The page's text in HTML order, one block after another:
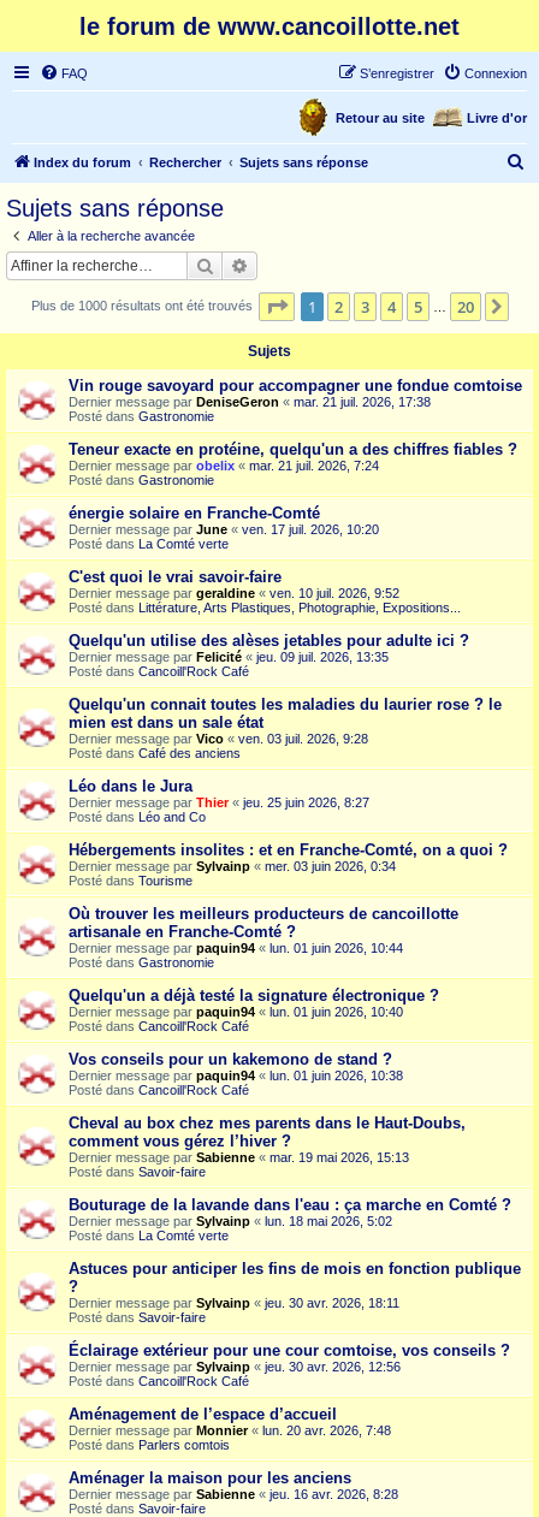
le forum de www.cancoillotte.net
FAQ Connexion
S’enregistrer
Livre d'or
Retour au site
Index du forum Rechercher Sujets sans réponse
c
Sujets sans réponse
Aller à la recherche avancée
Rechercher
Plus de 1000 résultats ont été trouvés Page 1sur20
1 2 3 4 5 20
Sujets
Vin rouge savoyard pour accompagner une fondue comtoise
Dernier message par DeniseGeron « mar. 21 juil. 2026, 17:38
Posté dans Gastronomie
Teneur exacte en protéine, quelqu'un a des chiffres fiables ?
Dernier message par obelix « mar. 21 juil. 2026, 7:24
Posté dans Gastronomie
énergie solaire en Franche-Comté
Dernier message par June « ven. 17 juil. 2026, 10:20
Posté dans La Comté verte
C'est quoi le vrai savoir-faire
Dernier message par geraldine « ven. 10 juil. 2026, 9:52
Posté dans Littérature, Arts Plastiques, Photographie, Expositions...
Quelqu'un utilise des alèses jetables pour adulte ici ?
Dernier message par Felicité « jeu. 09 juil. 2026, 13:35
Posté dans Cancoill'Rock Café
Quelqu'un connait toutes les maladies du laurier rose ? le
mien est dans un sale état
Dernier message par Vico « ven. 03 juil. 2026, 9:28
Posté dans Café des anciens
Léo dans le Jura
Dernier message par Thier« jeu. 25 juin 2026, 8:27
Posté dans Léo and Co
Hébergements insolites : et en Franche-Comté, on a quoi ?
Dernier message par Sylvainp « mer. 03 juin 2026, 0:34
Posté dans Tourisme
Où trouver les meilleurs producteurs de cancoillotte
artisanale en Franche-Comté ?
Dernier message par paquin94 « lun. 01 juin 2026, 10:44
Posté dans Gastronomie
Quelqu'un a déjà testé la signature électronique ?
Dernier message par paquin94 « lun. 01 juin 2026, 10:40
Posté dans Cancoill'Rock Café
Vos conseils pour un kakemono de stand ?
Dernier message par paquin94 « lun. 01 juin 2026, 10:38
Posté dans Cancoill'Rock Café
Cheval au box chez mes parents dans le Haut-Doubs,
comment vous gérez l’hiver ?
Dernier message par Sabienne « mar. 19 mai 2026, 15:13
Posté dans Savoir-faire
Bouturage de la lavande dans l'eau : ça marche en Comté ?
Dernier message par Sylvainp « lun. 18 mai 2026, 5:02
Posté dans La Comté verte
Astuces pour anticiper les fins de mois en fonction publique
?
Dernier message par Sylvainp « jeu. 30 avr. 2026, 18:11
Posté dans Savoir-faire
Éclairage extérieur pour une cour comtoise, vos conseils ?
Dernier message par Sylvainp « jeu. 30 avr. 2026, 12:56
Posté dans Cancoill'Rock Café
Aménagement de l’espace d’accueil
Dernier message par Monnier« lun. 20 avr. 2026, 7:48
Posté dans Parlers comtois
Aménager la maison pour les anciens
Dernier message par Sabienne « jeu. 16 avr. 2026, 8:28
Posté dans Savoir-faire